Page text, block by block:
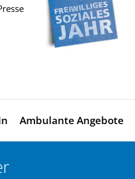
Ambulante Angebote